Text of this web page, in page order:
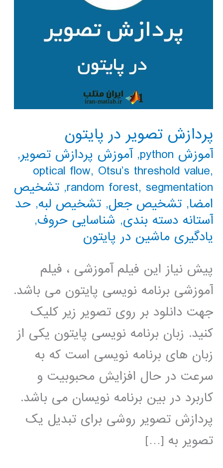
پردازش تصویر در پایتون
آموزش python ,آموزش پردازش تصویر,
optical flow, Otsu’s threshold value,
random forest, segmentation
, تشخیص
امضا, تشخیص جعل, تشخیص لبه, حد
آستانه دسته بندی, شناسایی حروف,
یادگیری ماشین در پایتون
پیش نیاز این فیلم آموزشی ، فیلم
آموزشی برنامه نویسی پایتون می باشد.
جهت دانلود بر روی تصویر زیر کلیک
کنید. زبان برنامه نویسی پایتون یکی از
زبان های برنامه نویسی است که به
سرعت در حال افزایش محبوبیت و
کاربرد در بین برنامه نویسان می باشد.
پردازش تصویر روشی برای تبدیل یک
تصویر به […]